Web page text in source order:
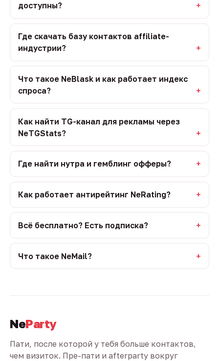
доступны?
Где скачать базу контактов affiliate-
индустрии?
Что такое NeBlask и как работает индекс
спроса?
Как найти TG-канал для рекламы через
NeTGStats?
Где найти нутра и гемблинг офферы?
Как работает антирейтинг NeRating?
Всё бесплатно? Есть подписка?
Что такое NeMail?
NeParty
Пати, после которой у тебя больше контактов,
чем визиток. Пре-пати и afterparty вокруг